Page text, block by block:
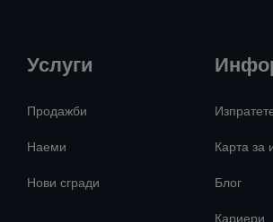
Услуги
Продажби
Наеми
Нови сгради
Карта за
Блог
Кариери